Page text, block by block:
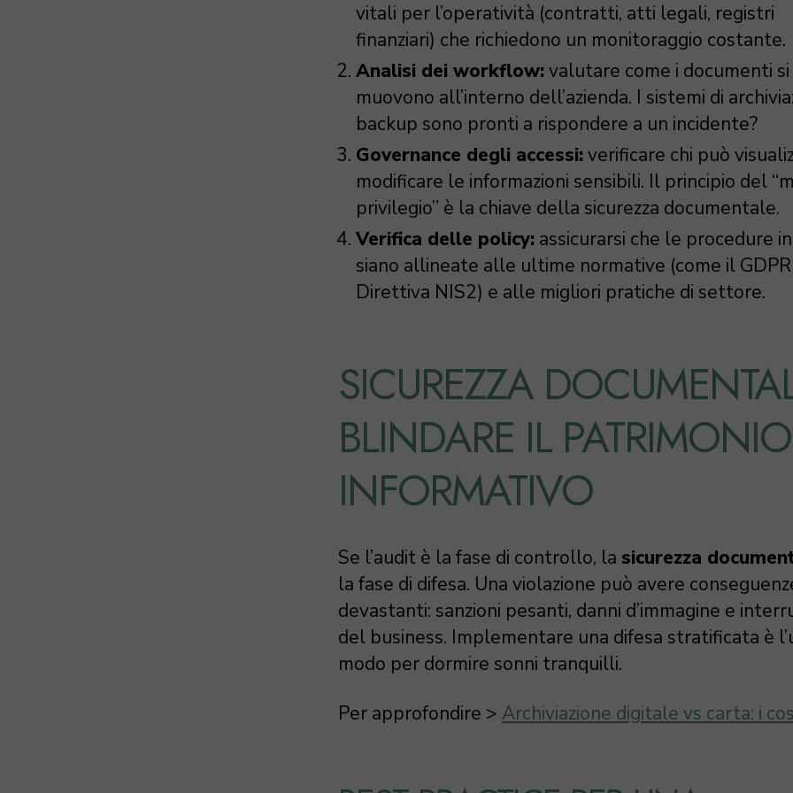
vitali per l’operatività (contratti, atti legali, registri
finanziari) che richiedono un monitoraggio costante.
Analisi dei workflow: valutare come i documenti si
muovono all’interno dell’azienda. I sistemi di
backup sono pronti a rispondere a un incidente?
Governance degli accessi: verificare chi può
modificare le informazioni sensibili. Il principio del
privilegio” è la chiave della sicurezza documentale.
Verifica delle policy: assicurarsi che le procedure
siano allineate alle ultime normative (come il
Direttiva NIS2) e alle migliori pratiche di settore.
SICUREZZA
BLINDARE IL PATRIMONIO
INFORMATIVO
Se l’audit è la fase di controllo, la sicurezza
la fase di difesa. Una violazione può avere
devastanti: sanzioni pesanti, danni d’immagine e
del business. Implementare una difesa stratificata è
modo per dormire sonni tranquilli.
Per approfondire > Archiviazione digitale vs carta: i